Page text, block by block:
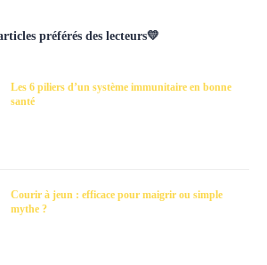
préférés des lecteurs💛
Les 6 piliers d’un système immunitaire en bonne
santé
Courir à jeun : efficace pour maigrir ou simple
mythe ?